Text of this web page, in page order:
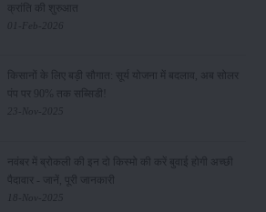
क्रांति की शुरुआत
01-Feb-2026
किसानों के लिए बड़ी सौगात: सूर्य योजना में बदलाव, अब सोलर
पंप पर 90% तक सब्सिडी!
23-Nov-2025
नवंबर में ब्रोकली की इन दो किस्मो की करें बुवाई होगी अच्छी
पैदावार - जानें, पूरी जानकारी
18-Nov-2025